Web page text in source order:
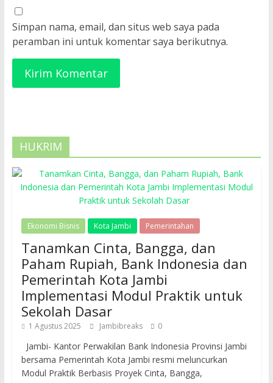
Simpan nama, email, dan situs web saya pada
peramban ini untuk komentar saya berikutnya.
HUKRIM
Ekonomi Bisnis Kota Jambi Pemerintahan
Tanamkan Cinta, Bangga, dan
Paham Rupiah, Bank Indonesia dan
Pemerintah Kota Jambi
Implementasi Modul Praktik untuk
Sekolah Dasar
1 Agustus 2025 Jambibreaks 0
Jambi- Kantor Perwakilan Bank Indonesia Provinsi Jambi
bersama Pemerintah Kota Jambi resmi meluncurkan
Modul Praktik Berbasis Proyek Cinta, Bangga,